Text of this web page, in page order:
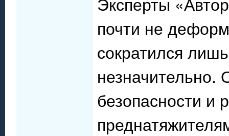
почти не
сократился
безопасности и